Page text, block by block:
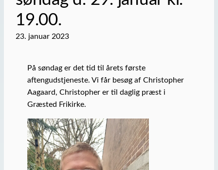
19.00.
23. januar 2023
På søndag er det tid til årets første
aftengudstjeneste. Vi får besøg af Christopher
Aagaard, Christopher er til daglig præst i
Græsted Frikirke.